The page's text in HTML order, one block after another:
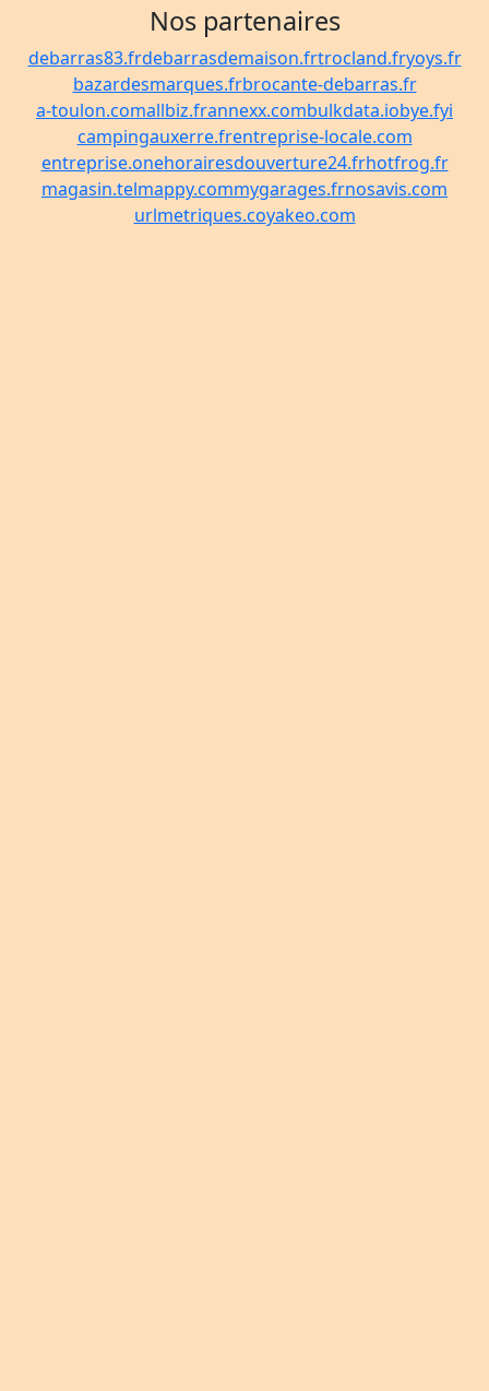
Nos partenaires
debarras83.frdebarrasdemaison.frtrocland.fryoys.fr
bazardesmarques.frbrocante-debarras.fr
a-toulon.comallbiz.frannexx.combulkdata.iobye.fyi
campingauxerre.frentreprise-locale.com
entreprise.onehorairesdouverture24.frhotfrog.fr
magasin.telmappy.commygarages.frnosavis.com
urlmetriques.coyakeo.com